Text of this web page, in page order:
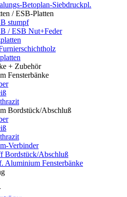
Betoplan-Siebdruckpl.
/ ESB-Platten
stumpf
/ ESB Nut+Feder
+ Zubehör
Fensterbänke
Bordstück/Abschluß
Verbinder
Bordstück/Abschluß
Aluminium Fensterbänke